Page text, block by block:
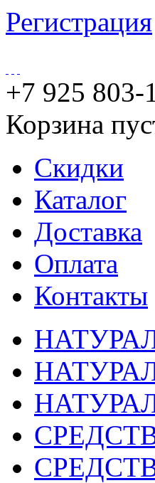
Регистрация
+7 925 803-
Корзина
Скидки
Каталог
Доставка
Оплата
Контакты